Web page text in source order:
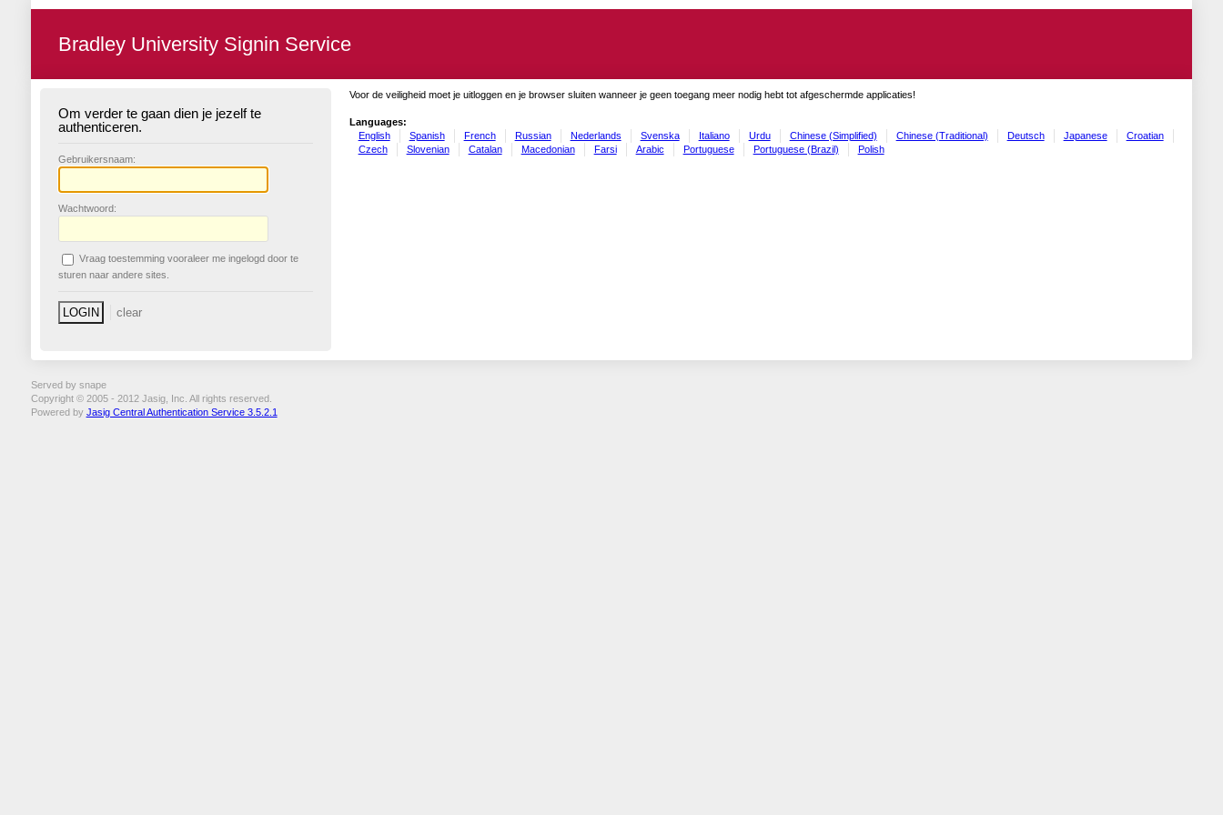
Bradley University Signin Service
Om verder te gaan dien je jezelf te
authenticeren.
Gebruikersnaam:
Wachtwoord:
Vraag toestemming vooraleer me ingelogd door te
sturen naar andere sites.
Voor de veiligheid moet je uitloggen en je browser sluiten wanneer je geen toegang meer nodig hebt tot afgeschermde applicaties!
Languages:
English
Spanish French Russian Nederlands Svenska Italiano Urdu Chinese (Simplified) Chinese (Traditional) Deutsch Japanese
Croatian
Czech
Slovenian Catalan Macedonian Farsi Arabic Portuguese Portuguese (Brazil) Polish
Served by snape
Copyright © 2005 - 2012 Jasig, Inc. All rights reserved.
Powered by Jasig Central Authentication Service 3.5.2.1